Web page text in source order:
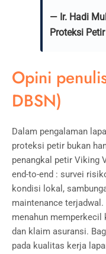
— Ir. Hadi
Proteksi Petir
Opini
DBSN)
Dalam pengalaman
proteksi petir bukan
penangkal petir Viking
end-to-end : survei
kondisi lokal,
maintenance
menahun memperkecil
dan klaim asuransi.
pada kualitas kerja